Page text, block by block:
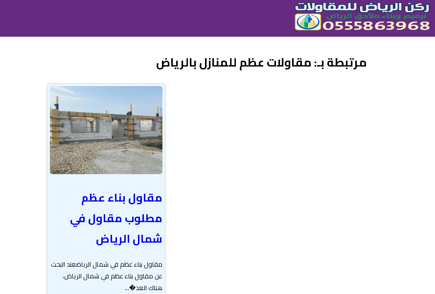
مرتبطة بـ: مقاولات عظم للمنازل بالرياض
مقاول بناء عظم
مطلوب مقاول في
شمال الرياض
مقاول بناء عظم في شمال الرياضعند البحث
عن مقاول بناء عظم في شمال الرياض،
هناك العد�...